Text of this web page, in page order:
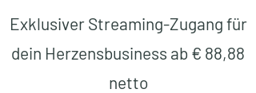
Exklusiver Streaming-Zugang für
dein Herzensbusiness ab € 88,88
netto